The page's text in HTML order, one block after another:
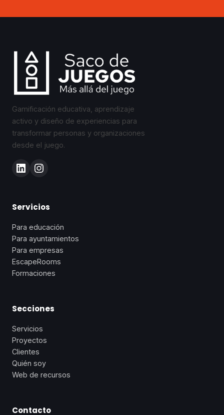
Gamificación educativa, aprendizaje
activo y diseño de experiencias para
transformar personas y organizaciones
desde el juego.
Servicios
Para educación
Para ayuntamientos
Para empresas
EscapeRooms
Formaciones
Secciones
Servicios
Proyectos
Clientes
Quién soy
Web de recursos
Contacto